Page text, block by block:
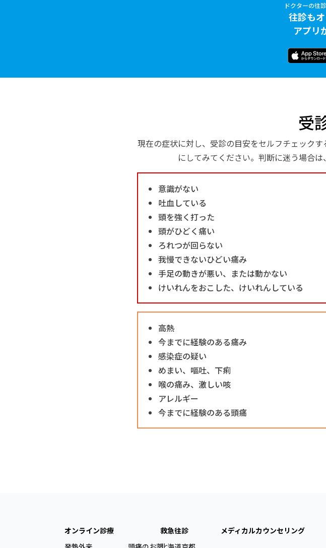
ドクターの往
往診も
アプリ
受
現在の症状に対し、受診の目安をセルフチェック
にしてみてください。判断に迷う場合
意識がない
吐血している
頭を強く打った
頭がひどく痛い
ろれつが回らない
我慢できないひどい痛み
手足の動きが悪い、または動かない
けいれんをおこした、けいれんしている
高熱
今までに経験のある痛み
感染症の疑い
めまい、嘔吐、下痢
喉の痛み、激しい咳
アレルギー
今までに経験のある頭痛
オンライン診療
救急往診
メディカルカウンセリング